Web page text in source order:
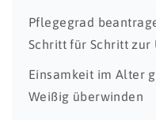
Pflegegrad
Schritt für Schritt zur
Einsamkeit im Alter
Weißig überwinden